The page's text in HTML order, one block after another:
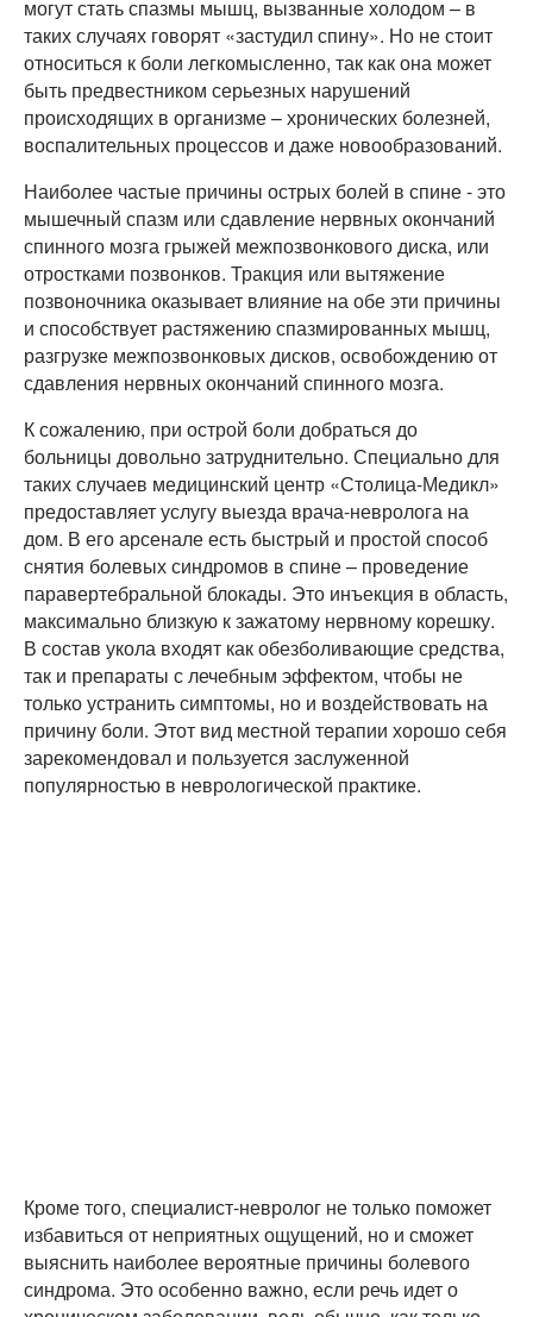
могут стать спазмы мышц, вызванные холодом – в
таких случаях говорят «застудил спину». Но не стоит
относиться к боли легкомысленно, так как она может
быть предвестником серьезных нарушений
происходящих в организме – хронических болезней,
воспалительных процессов и даже новообразований.
Наиболее частые причины острых болей в спине - это
мышечный спазм или сдавление нервных окончаний
спинного мозга грыжей межпозвонкового диска, или
отростками позвонков. Тракция или вытяжение
позвоночника оказывает влияние на обе эти причины
и способствует растяжению спазмированных мышц,
разгрузке межпозвонковых дисков, освобождению от
сдавления нервных окончаний спинного мозга.
К сожалению, при острой боли добраться до
больницы довольно затруднительно. Специально для
таких случаев медицинский центр «Столица-Медикл»
предоставляет услугу выезда врача-невролога на
дом. В его арсенале есть быстрый и простой способ
снятия болевых синдромов в спине – проведение
паравертебральной блокады. Это инъекция в область,
максимально близкую к зажатому нервному корешку.
В состав укола входят как обезболивающие средства,
так и препараты с лечебным эффектом, чтобы не
только устранить симптомы, но и воздействовать на
причину боли. Этот вид местной терапии хорошо себя
зарекомендовал и пользуется заслуженной
популярностью в неврологической практике.
Кроме того, специалист-невролог не только поможет
избавиться от неприятных ощущений, но и сможет
выяснить наиболее вероятные причины болевого
синдрома. Это особенно важно, если речь идет о